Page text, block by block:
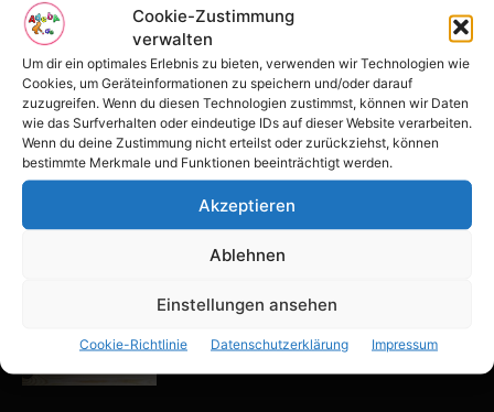
Cookie-Zustimmung
verwalten
Um dir ein optimales Erlebnis zu bieten, verwenden wir Technologien wie
Cookies, um Geräteinformationen zu speichern und/oder darauf
zuzugreifen. Wenn du diesen Technologien zustimmst, können wir Daten
wie das Surfverhalten oder eindeutige IDs auf dieser Website verarbeiten.
Wenn du deine Zustimmung nicht erteilst oder zurückziehst, können
bestimmte Merkmale und Funktionen beeinträchtigt werden.
Akzeptieren
Ablehnen
Einstellungen ansehen
Cookie-Richtlinie Datenschutzerklärung Impressum
POPULAR POSTS
Tulpenfest läutet Frühling in Potsdam
ein
16. April 2026
Familien-Paradies an der Adria
31. März 2026
Keller ausbauen: Tipps und Ideen für
13. März 2026